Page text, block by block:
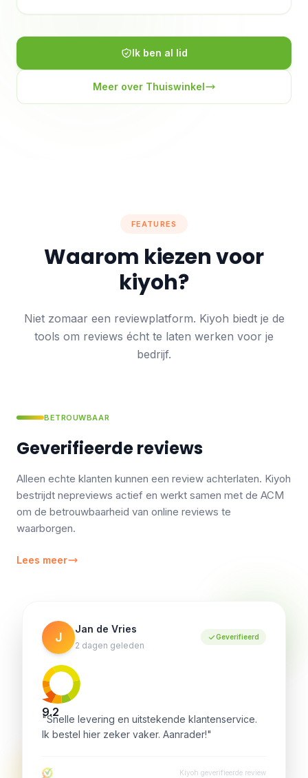
Ik ben al lid
Meer over Thuiswinkel
FEATURES
Waarom kiezen voor
kiyoh?
Niet zomaar een reviewplatform. Kiyoh biedt je de
tools om reviews écht te laten werken voor je
bedrijf.
BETROUWBAAR
Geverifieerde reviews
Alleen echte klanten kunnen een review achterlaten. Kiyoh
bestrijdt nepreviews actief en werkt samen met de ACM
om de betrouwbaarheid van online reviews te
waarborgen.
Lees meer
J
Jan de Vries
2 dagen geleden
Geverifieerd
9.2
"Snelle levering en uitstekende klantenservice.
Ik bestel hier zeker vaker. Aanrader!"
Kiyoh geverifieerde review